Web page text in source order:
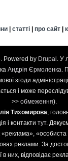
| статті| про сайт|
Powered by Drupal . У
Андрія Єрмоленка .
згоди
і може
>> обмеження).
Тихомирова ,
і контакти тут.
«реклама», «особиста
реклами. За
в них, відповідає